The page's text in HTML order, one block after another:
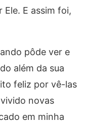
E assim foi,
pôde ver e
além da sua
feliz por vê-las
novas
em minha